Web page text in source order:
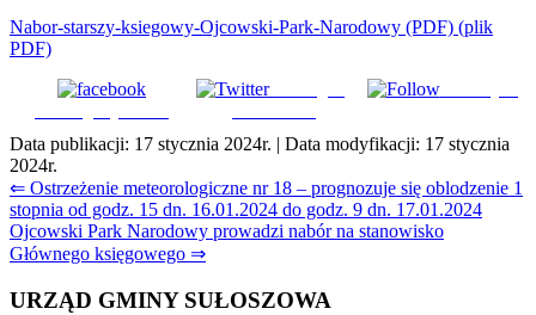
Nabor-starszy-ksiegowy-Ojcowski-Park-Narodowy (PDF) (plik
PDF)
Udostępnij
Subskrybuj
Data publikacji: 17 stycznia 2024r. | Data modyfikacji: 17 stycznia
2024r.
Nawigacja
wpisu
⇐ Ostrzeżenie meteorologiczne nr 18 – prognozuje się oblodzenie 1
stopnia od godz. 15 dn. 16.01.2024 do godz. 9 dn. 17.01.2024
Ojcowski Park Narodowy prowadzi nabór na stanowisko
Głównego księgowego ⇒
URZĄD GMINY SUŁOSZOWA